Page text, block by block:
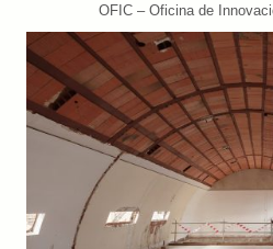
OFIC – Oficina de